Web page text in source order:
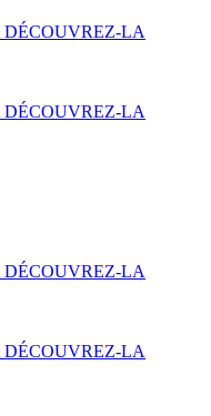
DÉCOUVREZ-LA
DÉCOUVREZ-LA
DÉCOUVREZ-LA
DÉCOUVREZ-LA